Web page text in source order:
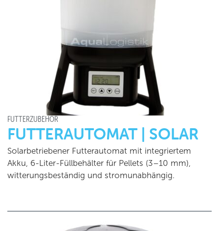
FUTTERZUBEHÖR
FUTTERAUTOMAT | SOLAR
Solarbetriebener Futterautomat mit integriertem
Akku, 6-Liter-Füllbehälter für Pellets (3–10 mm),
witterungsbeständig und stromunabhängig.